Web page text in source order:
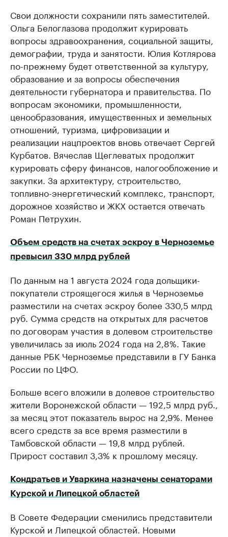
Свои должности сохранили пять заместителей.
Ольга Белоглазова продолжит курировать
вопросы здравоохранения, социальной защиты,
демографии, труда и занятости. Юлия Котлярова
по-прежнему будет ответственной за культуру,
образование и за вопросы обеспечения
деятельности губернатора и правительства. По
вопросам экономики, промышленности,
ценообразования, имущественных и земельных
отношений, туризма, цифровизации и
реализации нацпроектов вновь отвечает Сергей
Курбатов. Вячеслав Щеглеватых продолжит
курировать сферу финансов, налогообложение и
закупки. За архитектуру, строительство,
топливно-энергетический комплекс, транспорт,
дорожное хозяйство и ЖКХ остается отвечать
Роман Петрухин.
Объем средств на счетах эскроу в Черноземье
превысил 330 млрд рублей
По данным на 1 августа 2024 года дольщики-
покупатели строящегося жилья в Черноземье
разместили на счетах эскроу более 330,5 млрд
руб. Сумма средств на открытых для расчетов
по договорам участия в долевом строительстве
увеличилась за июль 2024 года на 2,8%. Такие
данные РБК Черноземье представили в ГУ Банка
России по ЦФО.
Больше всего вложили в долевое строительство
жители Воронежской области — 192,5 млрд руб.,
за месяц этот показатель вырос на 2,9%. Менее
всего средств за все время разместили в
Тамбовской области — 19,8 млрд рублей.
Прирост составил 3,3% к прошлому месяцу.
Кондратьев и Уваркина назначены сенаторами
Курской и Липецкой областей
В Совете Федерации сменились представители
Курской и Липецкой областей. Новыми